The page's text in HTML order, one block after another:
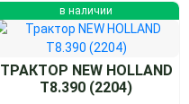
в наличии
ТРАКТОР NEW HOLLAND
T8.390 (2204)